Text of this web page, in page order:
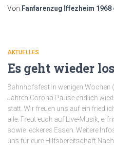
Von Fanfarenzug Iffezheim 1968
AKTUELLES
Es geht wieder
Bahnhofsfest In wenigen Wochen
Jahren Corona-Pause endlich
statt. Wir freuen uns auf ein
alle. Freut euch auf Live-Musik,
sowie leckeres Essen. Weitere
uns für eure Hilfsbereitschaft